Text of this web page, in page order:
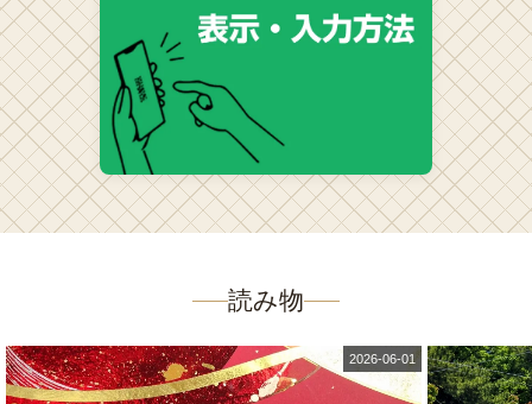
読み物
2026-06-01